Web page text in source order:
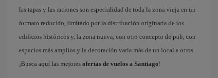
las tapas y las raciones son especialidad de toda la zona vieja en un
formato reducido, limitado por la distribución originaria de los
edificios históricos y, la zona nueva, con otro concepto de pub, con
espacios más amplios y la decoración varía más de un local a otros.
¡Busca aquí las mejores ofertas de vuelos a Santiago!